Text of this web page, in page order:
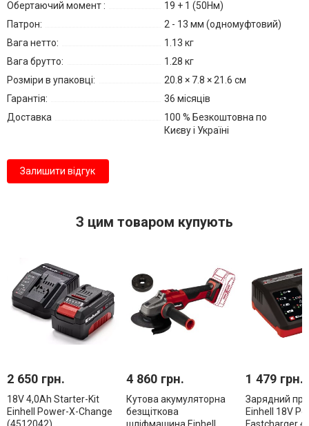
Обертаючий момент :
19 + 1 (50Нм)
Патрон:
2 - 13 мм (одномуфтовий)
Вага нетто:
1.13 кг
Вага брутто:
1.28 кг
Розміри в упаковці:
20.8 × 7.8 × 21.6 см
Гарантія:
36 місяців
Доставка
100 % Безкоштовна по
Києву і Україні
Залишити відгук
З цим товаром купують
2 650 грн.
18V 4,0Аh Starter-Kit
Einhell Power-X-Change
4 860 грн.
Кутова акумуляторна
безщіткова
1 479 грн.
Зарядний
Einhell 18V